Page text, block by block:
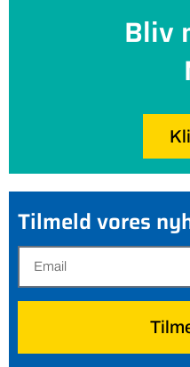
Bliv
Tilmeld vores